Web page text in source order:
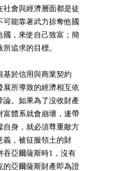
社會與經濟層面都是徒
可能靠著武力掠奪他國
國，來使自己致富；簡
追求的目標。
基於信用與商業契約
展所導致的經濟相互依
論。如果為了沒收財產
富體系就會崩壞，連帶
自身，就必須尊重敵方
義，被征服領土的財
吞亞爾薩斯時1，沒有
的亞爾薩斯財產即為證